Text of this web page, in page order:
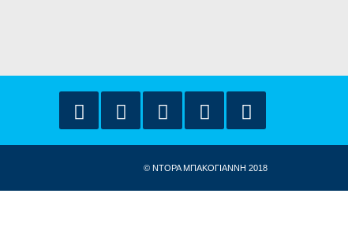
© ΝΤΟΡΑ ΜΠΑΚΟΓΙΑΝΝΗ 2018